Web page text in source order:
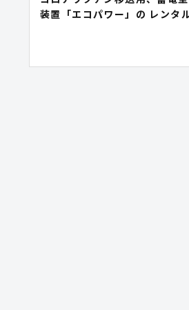
装置「エコパワー」の レンタ